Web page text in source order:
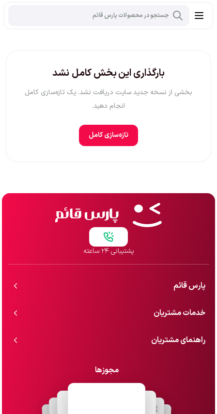
بارگذاری این بخش کامل نشد
بخشی از نسخه جدید سایت دریافت نشد. یک تازه‌سازی کامل
انجام دهید.
تازه‌سازی کامل
پشتیبانی ۲۴ ساعته
پارس قائم
خدمات مشتریان
راهنمای مشتریان
مجوزها